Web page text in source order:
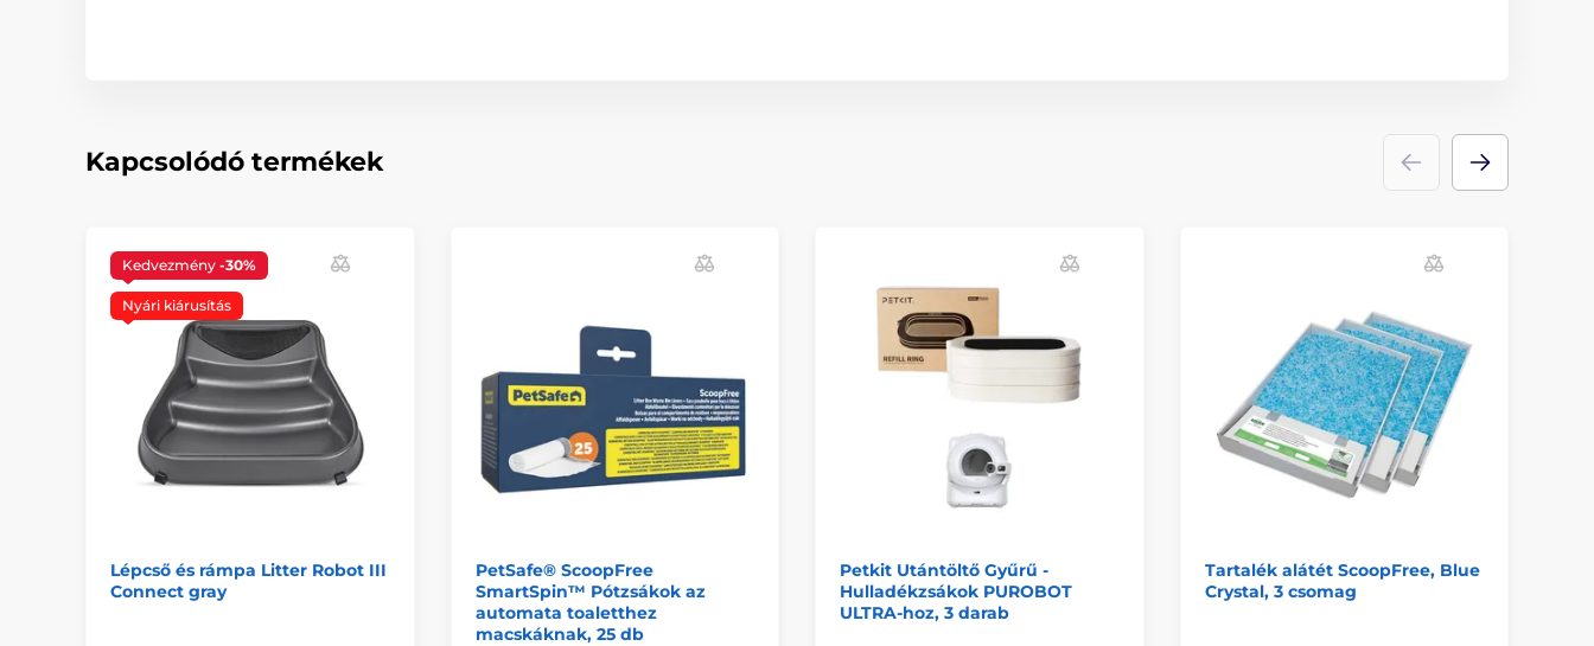
Kapcsolódó termékek
Kedvezmény -30%
Nyári kiárusítás
Lépcső és rámpa Litter Robot III
Connect gray
PetSafe® ScoopFree
SmartSpin™ Pótzsákok az
automata toaletthez
macskáknak, 25 db
Petkit Utántöltő Gyűrű -
Hulladékzsákok PUROBOT
ULTRA-hoz, 3 darab
Tartalék alátét ScoopFree, Blue
Crystal, 3 csomag